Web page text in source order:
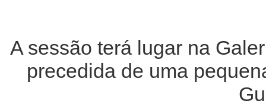
A sessão terá lugar na
precedida de uma